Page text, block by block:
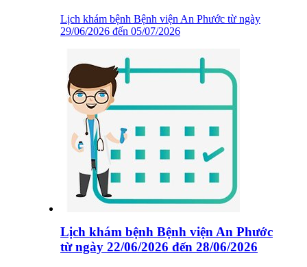
Lịch khám bệnh Bệnh viện An Phước từ ngày
29/06/2026 đến 05/07/2026
Lịch khám bệnh Bệnh viện An Phước
từ ngày 22/06/2026 đến 28/06/2026